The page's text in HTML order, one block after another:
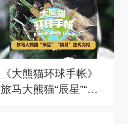
《大熊猫环球手帐》
旅马大熊猫“辰星”“晓